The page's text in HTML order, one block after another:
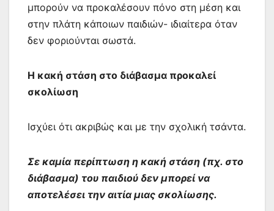
μπορούν να προκαλέσουν πόνο στη μέση και
στην πλάτη κάποιων παιδιών- ιδιαίτερα όταν
δεν φοριούνται σωστά.
Η κακή στάση στο διάβασμα προκαλεί
σκολίωση
Ισχύει ότι ακριβώς και με την σχολική τσάντα.
Σε καμία περίπτωση η κακή στάση (πχ. στο
διάβασμα) του παιδιού δεν μπορεί να
αποτελέσει την αιτία μιας σκολίωσης.